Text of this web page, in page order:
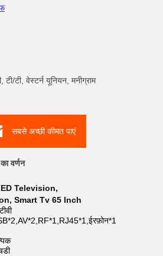
टी/टी, वेस्टर्न यूनियन, मनीग्राम
सबसे अच्छी कीमत पाएं
वर्णन
Television,
, Smart Tv 65 Inch